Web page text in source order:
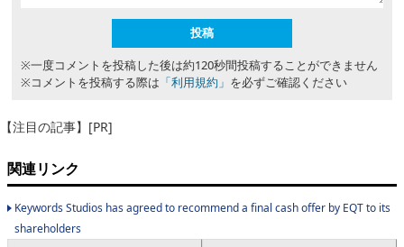
※一度コメントを投稿した後は約120秒間投稿することができません
※コメントを投稿する際は 「利用規約」 を必ずご確認ください
【注目の記事】[PR]
関連リンク
Keywords Studios has agreed to recommend a final cash offer by EQT to its
shareholders